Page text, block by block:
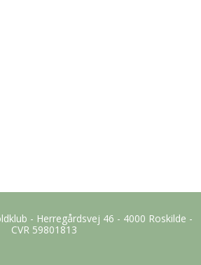
- Herregårdsvej 46 - 4000 Roskilde -
CVR 59801813